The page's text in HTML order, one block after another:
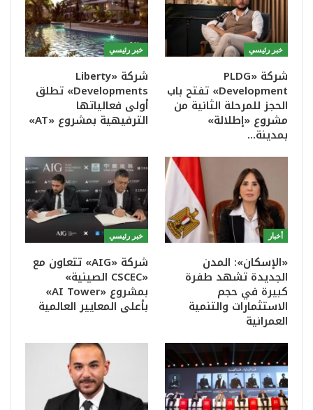
خبر رئيسي
شركة «PLDG
Development» تفتح باب
الحجز للمرحلة الثانية من
مشروع «إطلالة»
بمدينة…
خبر رئيسي
شركة «Liberty
Developments» تطلق
أولى فعالياتها
الترفيهية بمشروع «AT»
أخبار
«الإسكان»: المدن
الجديدة تشهد طفرة
كبيرة في حجم
الاستثمارات والتنمية
العمرانية
خبر رئيسي
شركة «AIG» تتعاون مع
«CSCEC الصينية»
بمشروع «AI Tower»
بأعلى المعايير العالمية